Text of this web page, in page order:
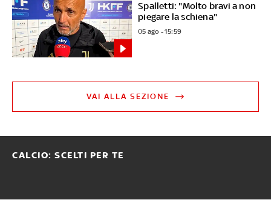
Spalletti: "Molto bravi a non
piegare la schiena"
05 ago - 15:59
VAI ALLA SEZIONE
CALCIO: SCELTI PER TE